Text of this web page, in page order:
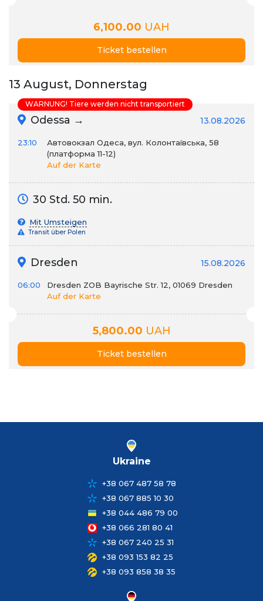
6,100.00 UAH
Ticket bestellen
13 August, Donnerstag
Odessa → 13.08.2026
23:10
Автовокзал Одеса, вул. Колонтаївська, 58
(платформа 11-12)
Auf der Karte
30 Std. 50 min.
Mit Umsteigen
Transit über Polen
Dresden 15.08.2026
06:00
Dresden ZOB Bayrische Str. 12, 01069 Dresden
Auf der Karte
5,800.00 UAH
Ticket bestellen
WARNUNG! Tiere werden nicht transportiert
Ukraine
+38 067 487 58 78
+38 067 885 10 30
+38 044 486 79 00
+38 066 281 80 41
+38 067 240 25 31
+38 093 153 82 25
+38 093 858 38 35